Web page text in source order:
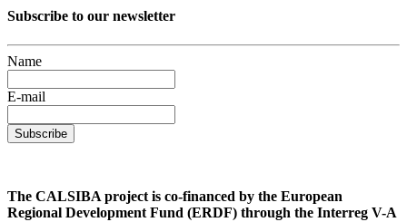
Subscribe to our newsletter
Name
E-mail
Subscribe
The CALSIBA project is co-financed by the European
Regional Development Fund (ERDF) through the Interreg V-A